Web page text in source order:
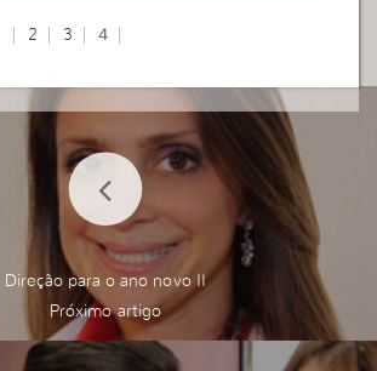
2 3 4
Direção para o ano novo II